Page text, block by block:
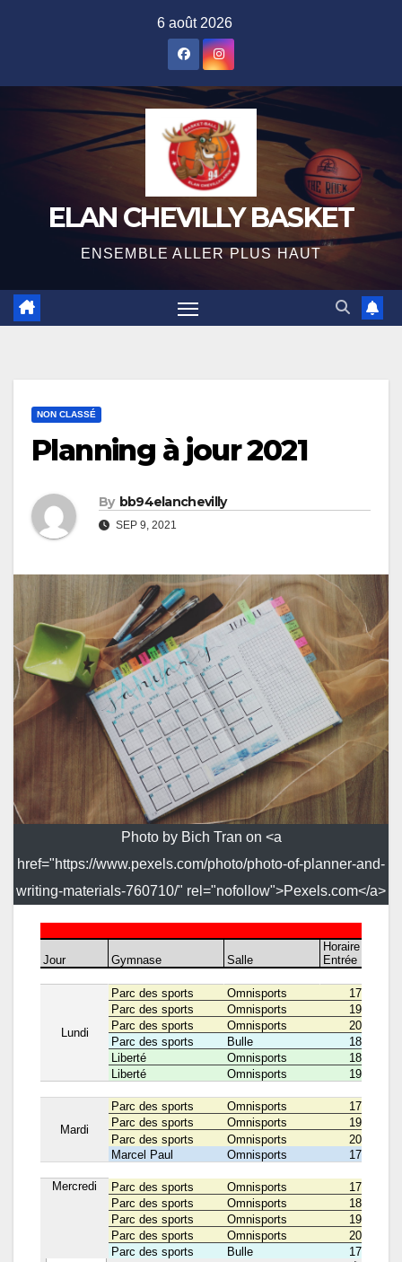
6 août 2026
ELAN CHEVILLY BASKET
ENSEMBLE ALLER PLUS HAUT
NON CLASSÉ
Planning à jour 2021
By bb94elanchevilly
SEP 9, 2021
Photo by Bich Tran on <a
href="https://www.pexels.com/photo/photo-of-planner-and-
writing-materials-760710/" rel="nofollow">Pexels.com</a>